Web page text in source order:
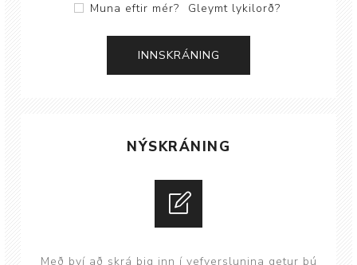
Muna eftir mér? Gleymt lykilorð?
NÝSKRÁNING
Með því að skrá þig inn í vefverslunina getur þú